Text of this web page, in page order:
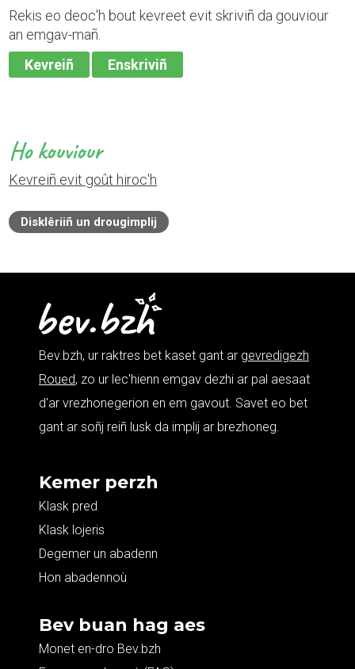
Rekis eo deoc'h bout kevreet evit skriviñ da gouviour
an emgav-mañ.
Kevreiñ
Enskriviñ
Ho kouviour
Kevreiñ evit goût hiroc'h
Disklêriiñ un drougimplij
Bev.bzh, ur raktres bet kaset gant ar gevredigezh
Roued, zo ur lec'hienn emgav dezhi ar pal aesaat
d'ar vrezhonegerion en em gavout. Savet eo bet
gant ar soñj reiñ lusk da implij ar brezhoneg.
Kemer perzh
Klask pred
Klask lojeris
Degemer un abadenn
Hon abadennoù
Bev buan hag aes
Monet en-dro Bev.bzh